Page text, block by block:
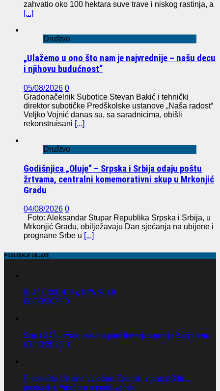
zahvatio oko 100 hektara suve trave i niskog rastinja, a
[...]
Društvo
„Ulažemo u ono što nam je najvrednije – našu decu
i njihovu budućnost“
05/08/2026 0
Gradonačelnik Subotice Stevan Bakić i tehnički
direktor subotičke Predškolske ustanove „Naša radost“
Veljko Vojnić danas su, sa saradnicima, obišli
rekonstruisani [...]
Društvo
Godišnjica „Oluje“ – Srpska i Srbija odaju poštu
žrtvama, centralni komemorativni skup u Mrkonjić
Gradu
04/08/2026 0
Foto: Aleksandar Stupar Republika Srpska i Srbija, u
Mrkonjić Gradu, obilježavaju Dan sjećanja na ubijene i
prognane Srbe u [...]
POSLEDNJE OBJAVE
BLACK COUNTRY, NEW ROAD
08/08/2026 0
Senat SAD usvojio zakon o pooštravanju sankcija Rusiji i Iranu.
07/08/2026 0
Predsednik Ukrajine Volodimir Zelenski stigao u Srbiju,
predsednik Vučić mu priredio večeru